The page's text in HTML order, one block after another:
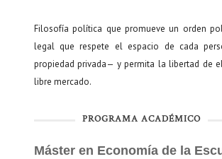
Filosofía política que promueve un orden
legal que respete el espacio de cada
propiedad privada— y permita la libertad de
libre mercado.
PROGRAMA ACADÉMICO
Máster en Economía de la